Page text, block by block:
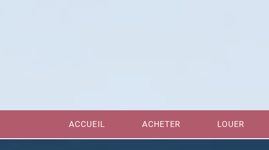
ACCUEIL ACHETER LOUER